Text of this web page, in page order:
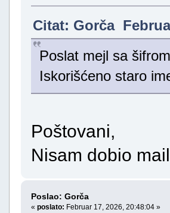
Citat: Gorča
Poslat mejl sa šifrom
Iskorišćeno staro
Poštovani,
Nisam dobio
Poslao: Gorča
« poslato: Februar 17, 2026, 20:48:04 »